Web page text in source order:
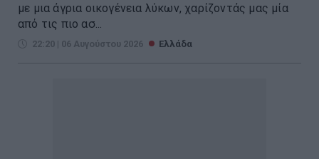
με μια άγρια οικογένεια λύκων, χαρίζοντάς μας μία
από τις πιο ασ...
22:20 | 06 Αυγούστου 2026 Ελλάδα